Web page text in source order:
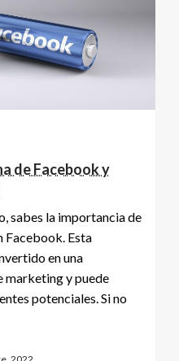
de Facebook y
sabes la importancia de
Facebook. Esta
en una
marketing y puede
potenciales. Si no